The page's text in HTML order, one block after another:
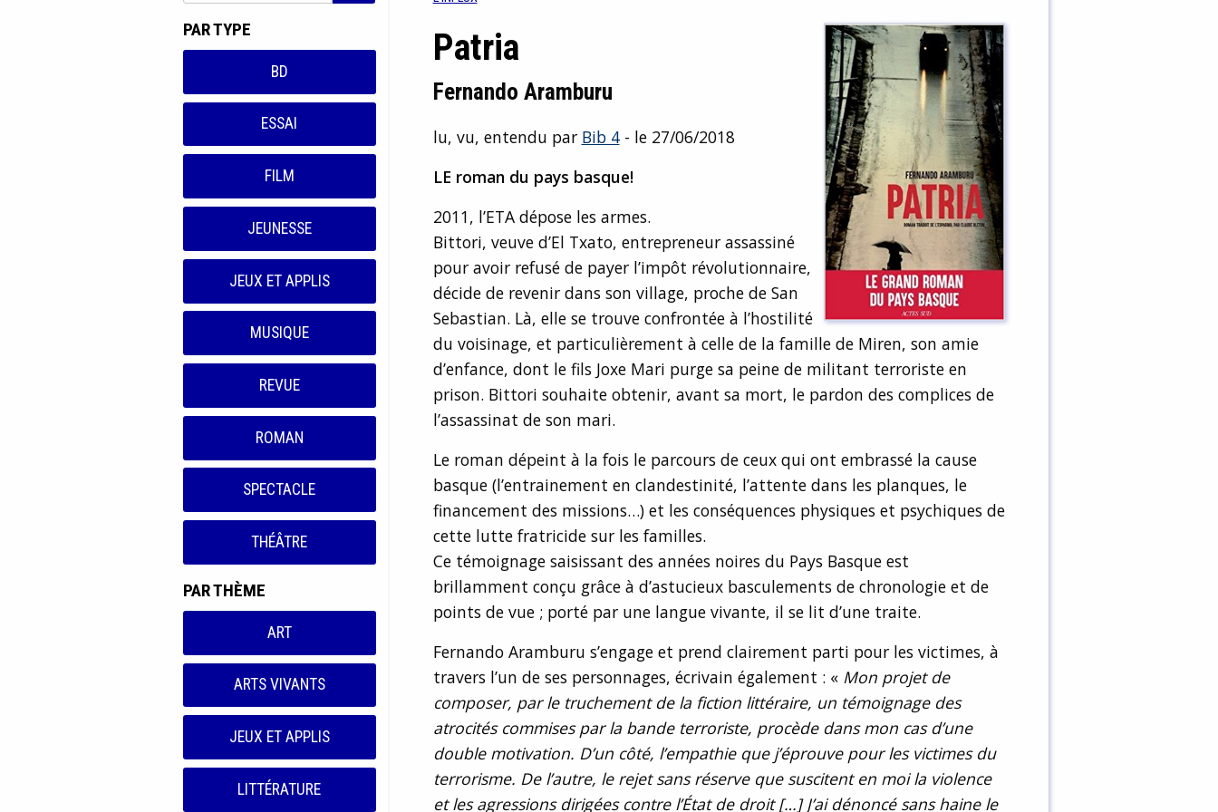
PAR TYPE
BD
ESSAI
FILM
JEUNESSE
JEUX ET APPLIS
MUSIQUE
REVUE
ROMAN
SPECTACLE
THÉÂTRE
PAR THÈME
ART
ARTS VIVANTS
JEUX ET APPLIS
LITTÉRATURE
Patria
Fernando Aramburu
lu, vu, entendu par Bib 4- le 27/06/2018
LE roman du pays basque!
2011, l’ETA dépose les armes.
Bittori, veuve d’El Txato, entrepreneur assassiné
pour avoir refusé de payer l’impôt révolutionnaire,
décide de revenir dans son village, proche de San
Sebastian. Là, elle se trouve confrontée à l’hostilité
du voisinage, et particulièrement à celle de la famille de Miren, son amie
d’enfance, dont le fils Joxe Mari purge sa peine de militant terroriste en
prison. Bittori souhaite obtenir, avant sa mort, le pardon des complices de
l’assassinat de son mari.
Le roman dépeint à la fois le parcours de ceux qui ont embrassé la cause
basque (l’entrainement en clandestinité, l’attente dans les planques, le
financement des missions…) et les conséquences physiques et psychiques de
cette lutte fratricide sur les familles.
Ce témoignage saisissant des années noires du Pays Basque est
brillamment conçu grâce à d’astucieux basculements de chronologie et de
points de vue ; porté par une langue vivante, il se lit d’une traite.
Fernando Aramburu s’engage et prend clairement parti pour les victimes, à
travers l’un de ses personnages, écrivain également : « Mon projet de
composer, par le truchement de la fiction littéraire, un témoignage des
atrocités commises par la bande terroriste, procède dans mon cas d’une
double motivation. D’un côté, l’empathie que j’éprouve pour les victimes du
terrorisme. De l’autre, le rejet sans réserve que suscitent en moi la violence
et les agressions dirigées contre l’État de droit […] J’ai dénoncé sans haine le